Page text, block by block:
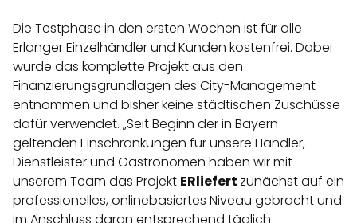
Die Testphase in den ersten Wochen ist für alle
Erlanger Einzelhändler und Kunden kostenfrei. Dabei
wurde das komplette Projekt aus den
Finanzierungsgrundlagen des City-Management
entnommen und bisher keine städtischen Zuschüsse
dafür verwendet. „Seit Beginn der in Bayern
geltenden Einschränkungen für unsere Händler,
Dienstleister und Gastronomen haben wir mit
unserem Team das Projekt ERliefert zunächst auf ein
professionelles, onlinebasiertes Niveau gebracht und